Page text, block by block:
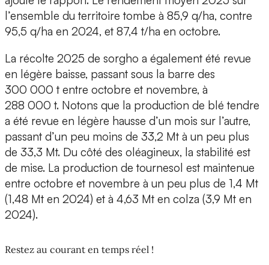
l’ensemble du territoire tombe à 85,9 q/ha, contre
95,5 q/ha en 2024, et 87,4 t/ha en octobre.
La récolte 2025 de sorgho a également été revue
en légère baisse, passant sous la barre des
300 000 t entre octobre et novembre, à
288 000 t. Notons que la production de blé tendre
a été revue en légère hausse d’un mois sur l’autre,
passant d’un peu moins de 33,2 Mt à un peu plus
de 33,3 Mt. Du côté des oléagineux, la stabilité est
de mise. La production de tournesol est maintenue
entre octobre et novembre à un peu plus de 1,4 Mt
(1,48 Mt en 2024) et à 4,63 Mt en colza (3,9 Mt en
2024).
Restez au courant en temps réel !